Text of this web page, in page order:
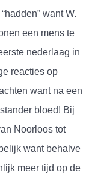
want W.
een mens te
nederlaag in
reacties op
want na een
bloed! Bij
Noorloos tot
want behalve
meer tijd op de